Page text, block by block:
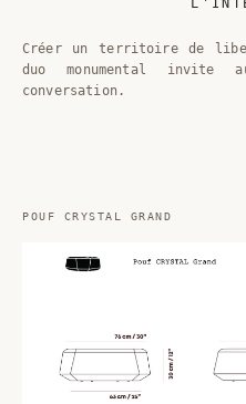
Créer un territoire de
duo monumental
conversation.
POUF CRYSTAL GRAND